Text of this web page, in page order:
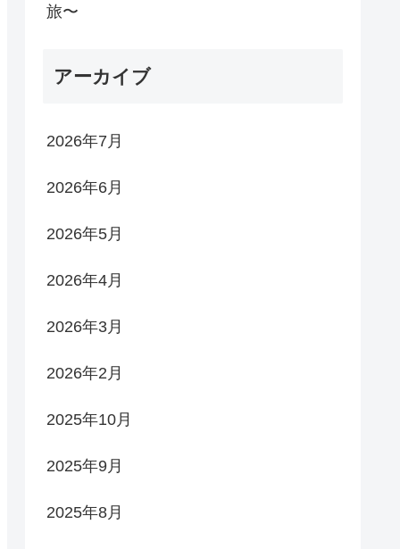
旅〜
アーカイブ
2026年7月
2026年6月
2026年5月
2026年4月
2026年3月
2026年2月
2025年10月
2025年9月
2025年8月